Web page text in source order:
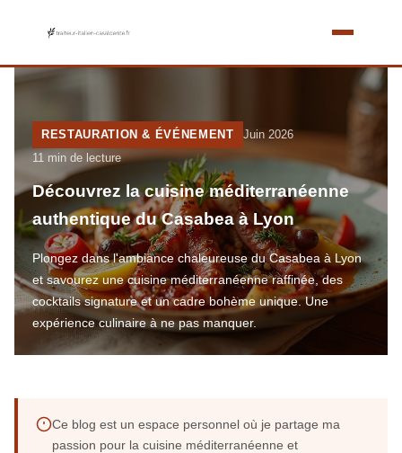
RESTAURATION & ÉVÉNEMENT
Juin 2026
11 min de lecture
Découvrez la cuisine méditerranéenne
authentique du Casabea à Lyon
Plongez dans l'ambiance chaleureuse du Casabea à Lyon
et savourez une cuisine méditerranéenne raffinée, des
cocktails signature et un cadre bohème unique. Une
expérience culinaire à ne pas manquer.
Ce blog est un espace personnel où je partage ma
passion pour la cuisine méditerranéenne et